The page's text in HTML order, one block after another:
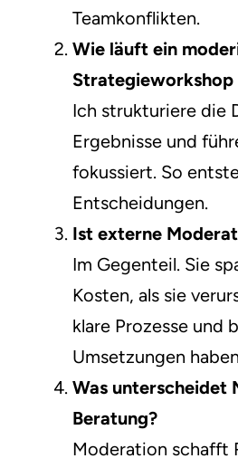
Teamkonflikten.
Wie läuft ein
Strategieworkshop
Ich strukturiere die
Ergebnisse und
fokussiert. So
Entscheidungen.
Ist externe
Im Gegenteil. Sie
Kosten, als sie
klare Prozesse und
Umsetzungen
Was unterscheidet
Beratung?
Moderation schafft